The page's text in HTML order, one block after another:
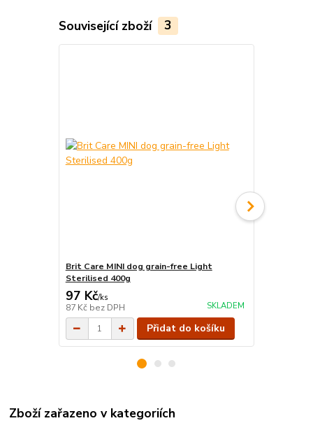
Související zboží 3
Brit Care MINI dog grain-free Light
Sterilised 400g
97 Kč/ks
87 Kč bez DPH SKLADEM
Přidat do košíku
Zboží zařazeno v kategoriích